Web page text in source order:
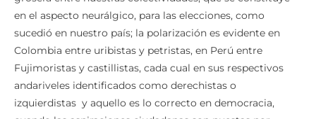
en el aspecto neurálgico, para las elecciones, como
sucedió en nuestro país; la polarización es evidente en
Colombia entre uribistas y petristas, en Perú entre
Fujimoristas y castillistas, cada cual en sus respectivos
andariveles identificados como derechistas o
izquierdistas y aquello es lo correcto en democracia,